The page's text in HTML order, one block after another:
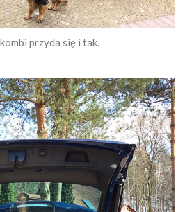
przyda się i tak.